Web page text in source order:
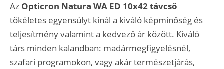
Az Opticron Natura WA ED 10x42 távcső
tökéletes egyensúlyt kínál a kiváló képminőség és
teljesítmény valamint a kedvező ár között. Kiváló
társ minden kalandban: madármegfigyelésnél,
szafari programokon, vagy akár természetjárás,